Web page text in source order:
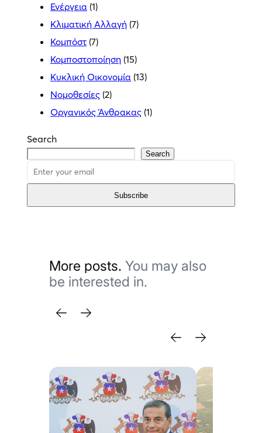
Ενέργεια (1)
Κλιματική Αλλαγή (7)
Κομπόστ (7)
Κομποστοποίηση (15)
Κυκλική Οικονομία (13)
Νομοθεσίες (2)
Οργανικός Άνθρακας (1)
Search
Search
Subscribe
More posts.You may also
be interested in.